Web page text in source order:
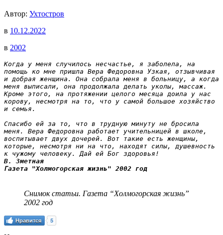
Автор: Ухтостров
в 10.12.2022
в 2002
Когда у меня случилось несчастье, я заболела, на
помощь ко мне пришла Вера Федоровна Узкая, отзывчивая
и добрая женщина. Она собрала меня в больницу, а когда
меня выписали, она продолжала делать уколы, массаж.
Кроме этого, на протяжении целого месяца доила у нас
корову, несмотря на то, что у самой большое хозяйство
и семья.
Спасибо ей за то, что в трудную минуту не бросила
меня. Вера Федоровна работает учительницей в школе,
воспитывает двух дочерей. Вот такие есть женщины,
которые, несмотря ни на что, находят силы, душевность
к чужому человеку. Дай ей Бог здоровья!
В. Зметная
Газета "Холмогорская жизнь" 2002 год
Снимок статьи. Газета “Холмогорская жизнь”
2002 год
Нравится 5